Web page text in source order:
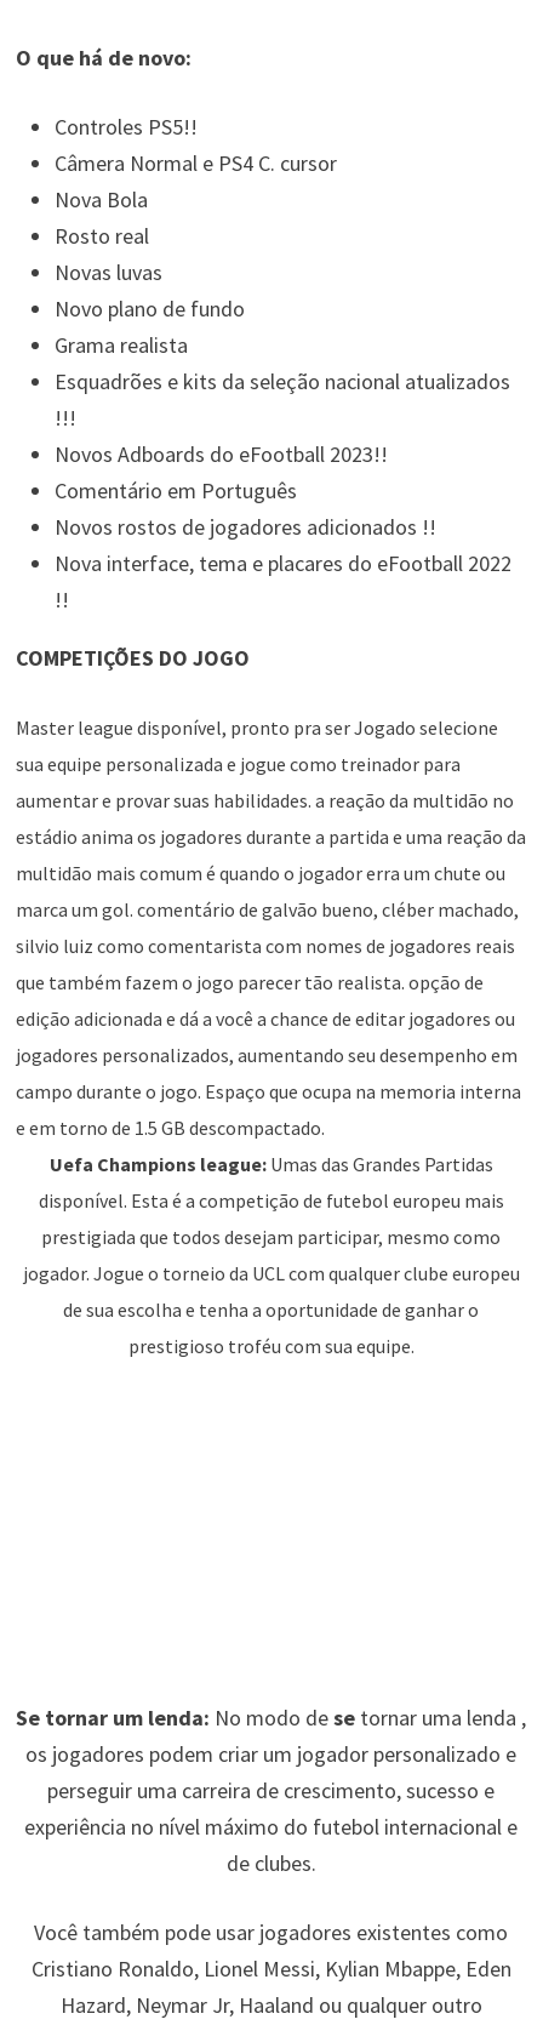
O que há de novo:
Controles PS5!!
Câmera Normal e PS4 C. cursor
Nova Bola
Rosto real
Novas luvas
Novo plano de fundo
Grama realista
Esquadrões e kits da seleção nacional atualizados
!!!
Novos Adboards do eFootball 2023!!
Comentário em Português
Novos rostos de jogadores adicionados !!
Nova interface, tema e placares do eFootball 2022
!!
COMPETIÇÕES DO JOGO
Master league disponível, pronto pra ser Jogado selecione
sua equipe personalizada e jogue como treinador para
aumentar e provar suas habilidades. a reação da multidão no
estádio anima os jogadores durante a partida e uma reação da
multidão mais comum é quando o jogador erra um chute ou
marca um gol. comentário de galvão bueno, cléber machado,
silvio luiz como comentarista com nomes de jogadores reais
que também fazem o jogo parecer tão realista. opção de
edição adicionada e dá a você a chance de editar jogadores ou
jogadores personalizados, aumentando seu desempenho em
campo durante o jogo. Espaço que ocupa na memoria interna
e em torno de 1.5 GB descompactado.
Uefa Champions league:Umas das Grandes Partidas
disponível. Esta é a competição de futebol europeu mais
prestigiada que todos desejam participar, mesmo como
jogador. Jogue o torneio da UCL com qualquer clube europeu
de sua escolha e tenha a oportunidade de ganhar o
prestigioso troféu com sua equipe.
Se tornar um lenda: No modo dese tornar uma lenda ,
os jogadores podem criar um jogador personalizado e
perseguir uma carreira de crescimento, sucesso e
experiência no nível máximo do futebol internacional e
de clubes.
Você também pode usar jogadores existentes como
Cristiano Ronaldo, Lionel Messi, Kylian Mbappe, Eden
Hazard, Neymar Jr, Haaland ou qualquer outro